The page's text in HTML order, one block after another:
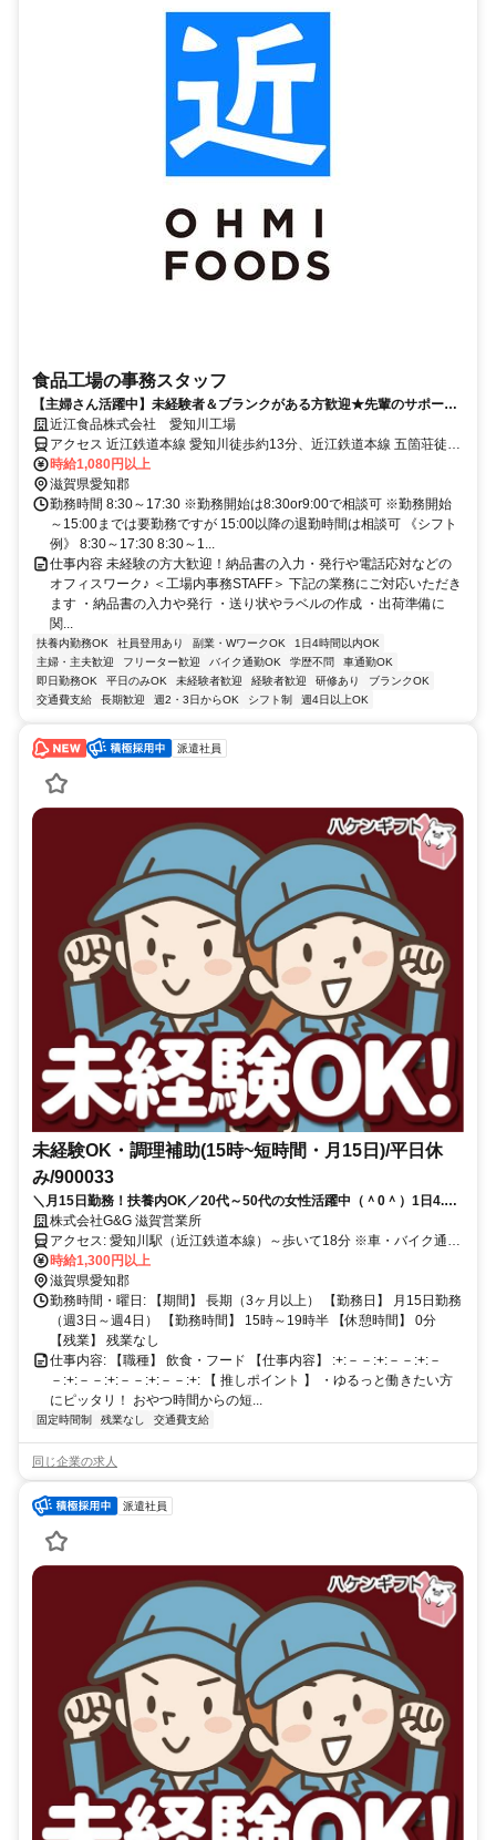
食品工場の事務スタッフ
【主婦さん活躍中】未経験者＆ブランクがある方歓迎★先輩のサポート
もあるので安心です！
近江食品株式会社 愛知川工場
アクセス 近江鉄道本線 愛知川徒歩約13分、近江鉄道本線 五箇荘徒歩
約30分、近江鉄道本線 豊郷（滋賀県）徒歩約52分
時給1,080円以上
滋賀県愛知郡
勤務時間 8:30～17:30 ※勤務開始は8:30or9:00で相談可 ※勤務開始
～15:00までは要勤務ですが 15:00以降の退勤時間は相談可 《シフト
例》 8:30～17:30 8:30～1...
仕事内容 未経験の方大歓迎！納品書の入力・発行や電話応対などの
オフィスワーク♪ ＜工場内事務STAFF＞ 下記の業務にご対応いただき
ます ・納品書の入力や発行 ・送り状やラベルの作成 ・出荷準備に
関...
扶養内勤務OK 社員登用あり 副業・WワークOK
1日4時間以内OK
主婦・主夫歓迎
フリーター歓迎 バイク通勤OK 学歴不問
車通勤OK
即日勤務OK
平日のみOK 未経験者歓迎 経験者歓迎 研修あり
ブランクOK
交通費支給
長期歓迎 週2・3日からOK シフト制 週4日以上OK
派遣社員
未経験OK・調理補助(15時~短時間・月15日)/平日休
み/900033
＼月15日勤務！扶養内OK／20代～50代の女性活躍中（＾0＾）1日4.5
ｈの短時間パート！
株式会社G&G 滋賀営業所
アクセス: 愛知川駅（近江鉄道本線）～歩いて18分 ※車・バイク通勤
OK！無料Pあり 車通勤OK,バイク通勤OK,公共交通機関で通える,駅か
ら近い
時給1,300円以上
滋賀県愛知郡
勤務時間・曜日: 【期間】 長期（3ヶ月以上） 【勤務日】 月15日勤務
（週3日～週4日） 【勤務時間】 15時～19時半 【休憩時間】 0分
【残業】 残業なし
仕事内容: 【職種】 飲食・フード 【仕事内容】 :+:－－:+:－－:+:－
－:+:－－:+:－－:+:－－:+: 【 推しポイント 】 ・ゆるっと働きたい方
にピッタリ！ おやつ時間からの短...
固定時間制 残業なし 交通費支給
同じ企業の求人
派遣社員